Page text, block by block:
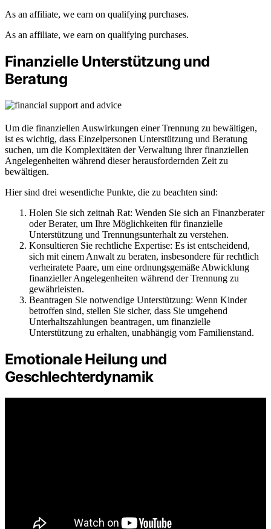
As an affiliate, we earn on qualifying purchases.
As an affiliate, we earn on qualifying purchases.
Finanzielle Unterstützung und
Beratung
Um die finanziellen Auswirkungen einer Trennung zu bewältigen,
ist es wichtig, dass Einzelpersonen Unterstützung und Beratung
suchen, um die Komplexitäten der Verwaltung ihrer finanziellen
Angelegenheiten während dieser herausfordernden Zeit zu
bewältigen.
Hier sind drei wesentliche Punkte, die zu beachten sind:
Holen Sie sich zeitnah Rat: Wenden Sie sich an Finanzberater
oder Berater, um Ihre Möglichkeiten für finanzielle
Unterstützung und Trennungsunterhalt zu verstehen.
Konsultieren Sie rechtliche Expertise: Es ist entscheidend,
sich mit einem Anwalt zu beraten, insbesondere für rechtlich
verheiratete Paare, um eine ordnungsgemäße Abwicklung
finanzieller Angelegenheiten während der Trennung zu
gewährleisten.
Beantragen Sie notwendige Unterstützung: Wenn Kinder
betroffen sind, stellen Sie sicher, dass Sie umgehend
Unterhaltszahlungen beantragen, um finanzielle
Unterstützung zu erhalten, unabhängig vom Familienstand.
Emotionale Heilung und
Geschlechterdynamik